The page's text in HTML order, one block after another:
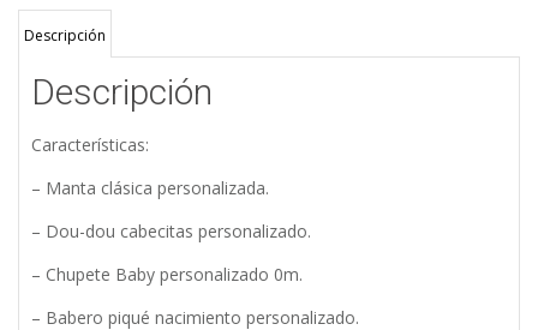
Descripción
Descripción
Características:
– Manta clásica personalizada.
– Dou-dou cabecitas personalizado.
– Chupete Baby personalizado 0m.
– Babero piqué nacimiento personalizado.